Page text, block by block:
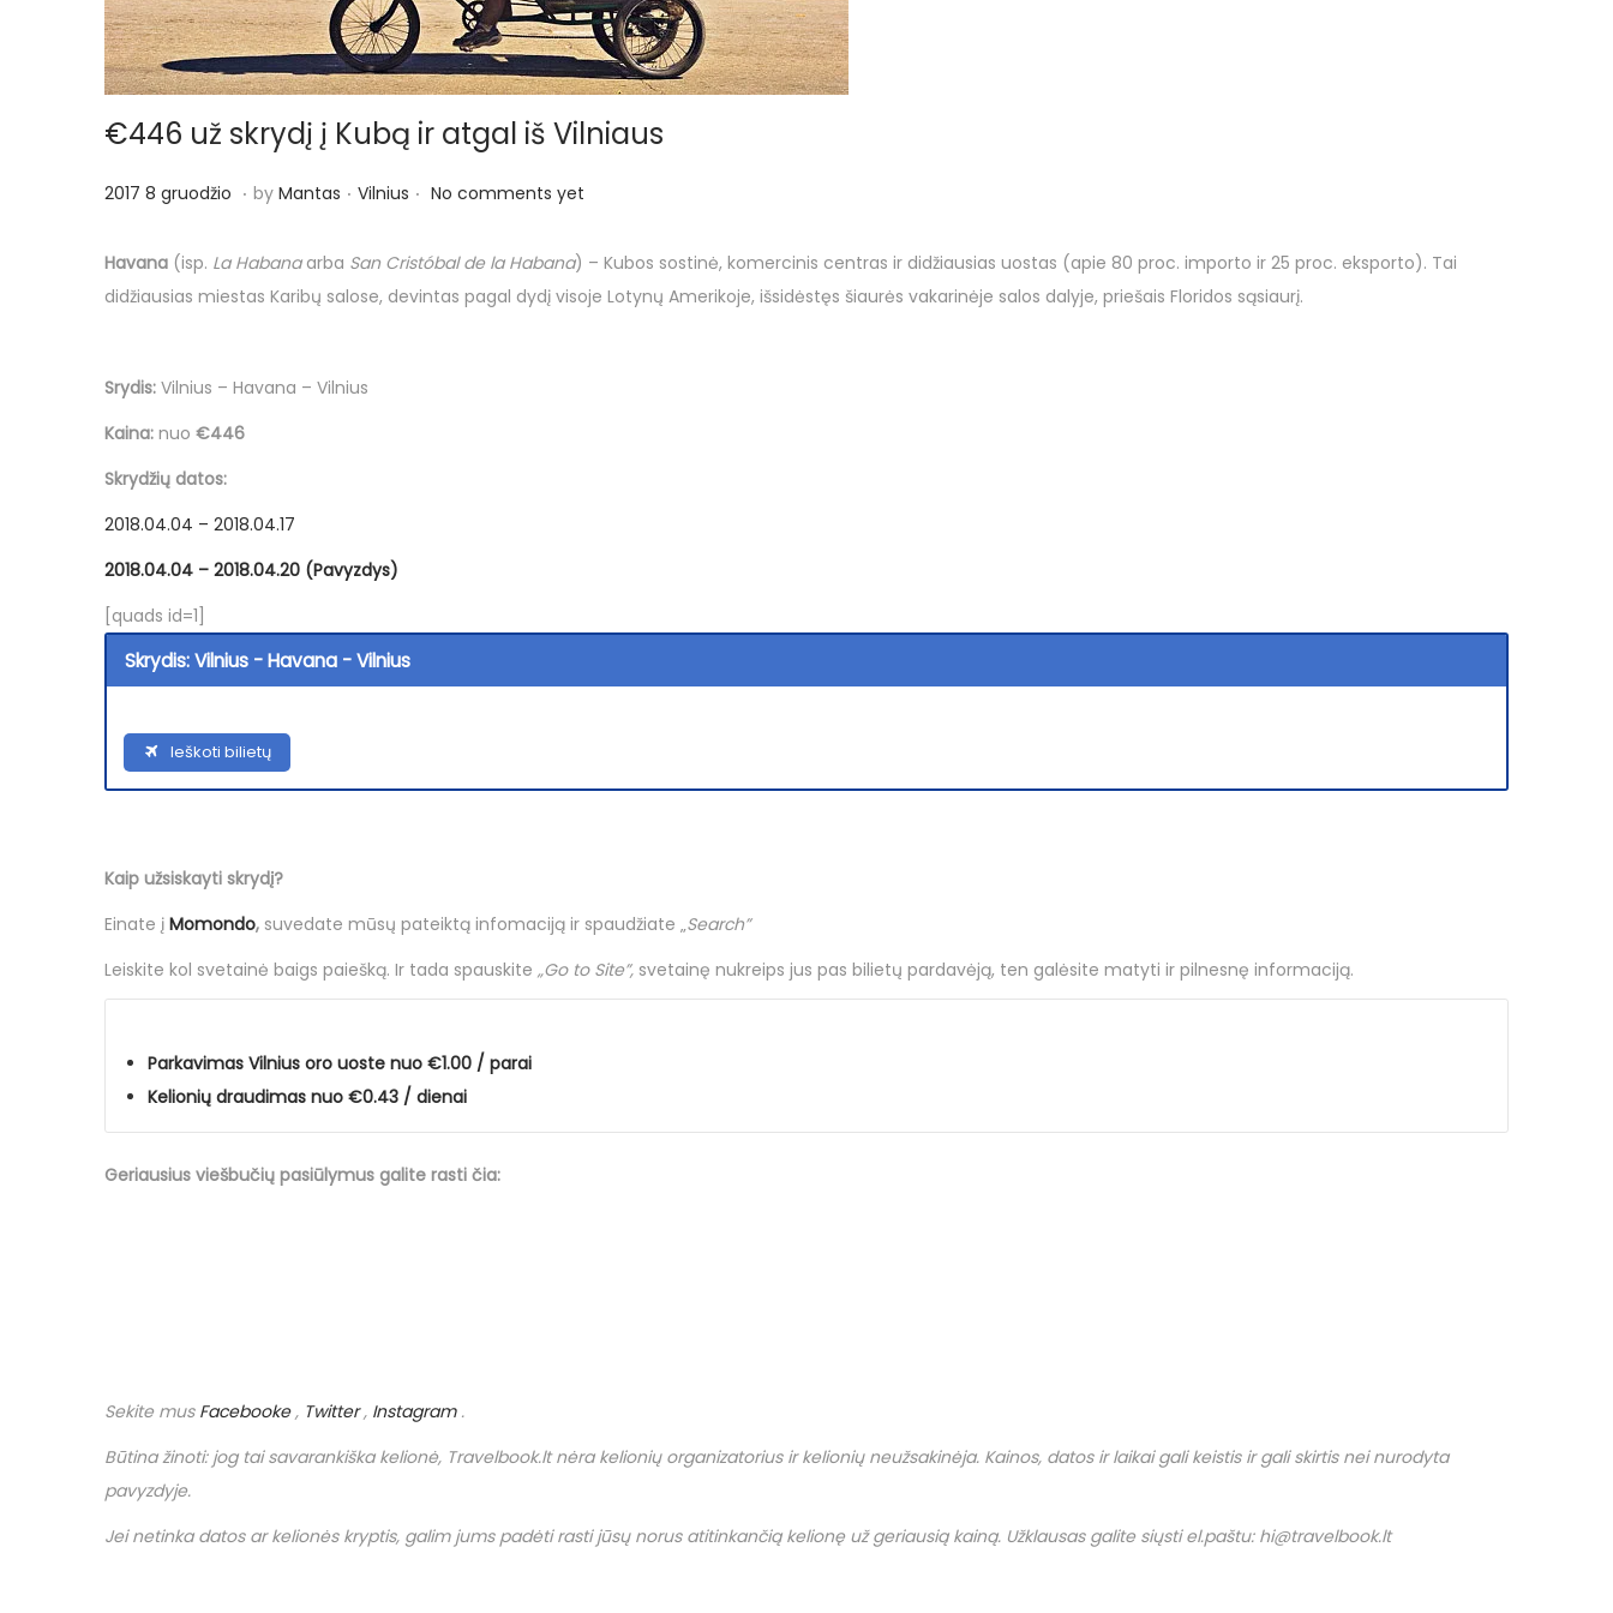
n
€446 už skrydį į Kubą ir atgal iš Vilniaus
P
s
t
o
n
2017 8 gruodžio 2
1
7
r
u
ž
i
. by Mantas . P
s
t
i
Vilnius . No comments yet
Havana (isp. La Habanaarba San Cristóbal de la Habana) – Kubos sostinė, komercinis centras ir didžiausias uostas (apie 80 proc. importo ir 25 proc. eksporto). Tai
didžiausias miestas Karibų salose, devintas pagal dydį visoje Lotynų Amerikoje, išsidėstęs šiaurės vakarinėje salos dalyje, priešais Floridos sąsiaurį.
Srydis: Vilnius – Havana – Vilnius
Kaina: nuo €446
Skrydžių datos:
2018.04.04 – 2018.04.17
2018.04.04 – 2018.04.20 (Pavyzdys)
[quads id=1]
Skrydis: Vilnius - Havana - Vilnius
Ieškoti bilietų
Kaip užsiskayti skrydį?
Einate į Momondo, suvedate mūsų pateiktą infomaciją ir spaudžiate „Search”
Leiskite kol svetainė baigs paiešką. Ir tada spauskite „Go to Site”, svetainę nukreips jus pas bilietų pardavėją, ten galėsite matyti ir pilnesnę informaciją.
Parkavimas Vilnius oro uoste nuo €1.00 / parai
Kelionių draudimas nuo €0.43 / dienai
Geriausius viešbučių pasiūlymus galite rasti čia:
Sekite mus Facebooke, Twitter, Instagram.
Būtina žinoti: jog tai savarankiška kelionė, Travelbook.ltnėra kelionių organizatorius ir kelionių neužsakinėja. Kainos, datos ir laikai gali keistis ir gali skirtis nei nurodyta
pavyzdyje.
Jei netinka datos ar kelionės kryptis, galim jums padėti rasti jūsų norus atitinkančią kelionę už geriausią kainą. Užklausas galite siųsti el.paštu: hi@travelbook.lt